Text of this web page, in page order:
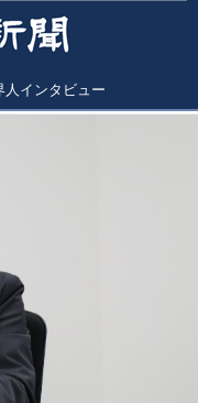
人インタビュー